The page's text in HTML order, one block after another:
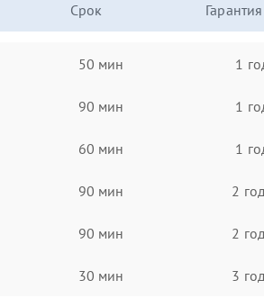
Срок Гарантия
50 мин 1
90 мин 1
60 мин 1
90 мин 2
90 мин 2
30 мин 3